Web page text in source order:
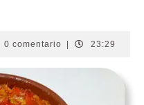
0 comentario 23:29